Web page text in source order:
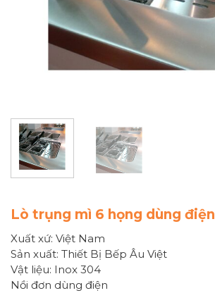
Lò trụng mì 6 họng dùng điện
Xuất xứ: Việt Nam
Sản xuất: Thiết Bị Bếp Âu Việt
Vật liệu: Inox 304
Nồi đơn dùng điện